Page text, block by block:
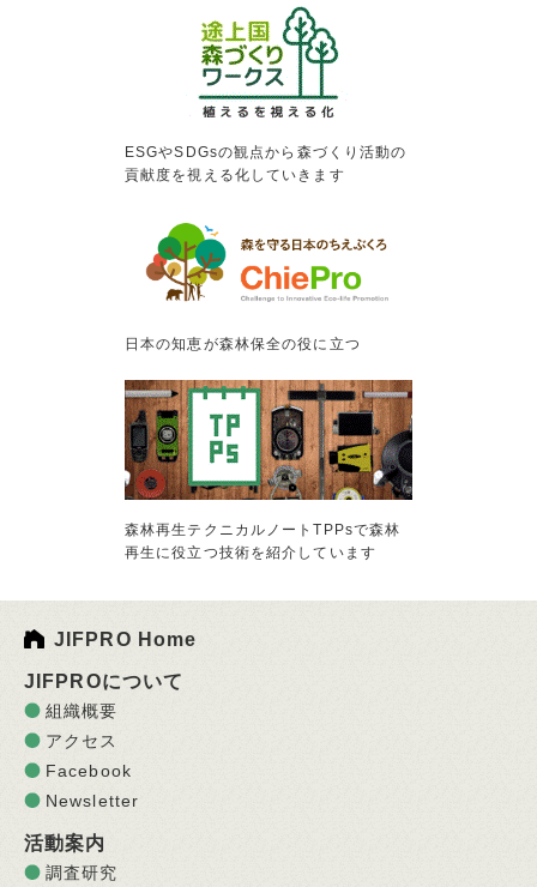
ESGやSDGsの観点から森づくり活動の
貢献度を視える化していきます
日本の知恵が森林保全の役に立つ
森林再生テクニカルノートTPPsで森林
再生に役立つ技術を紹介しています
JIFPRO Home
JIFPROについて
組織概要
アクセス
Facebook
Newsletter
活動案内
調査研究